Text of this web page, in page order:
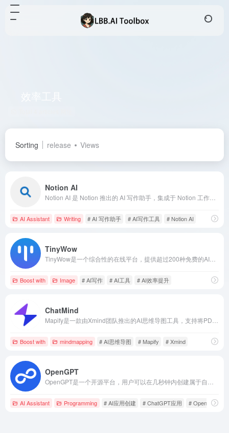
Sorting release Views
Notion AI
AI Assistant Writing # AI 写作助手 # AI写作工具 # Notion AI
TinyWow
Boost with Image # AI写作 # AI工具 # AI效率提升
ChatMind
Boost with mindmapping # AI思维导图 # Mapify # Xmind
OpenGPT
AI Assistant Programming # AI应用创建 # ChatGPT应用 # OpenGPT